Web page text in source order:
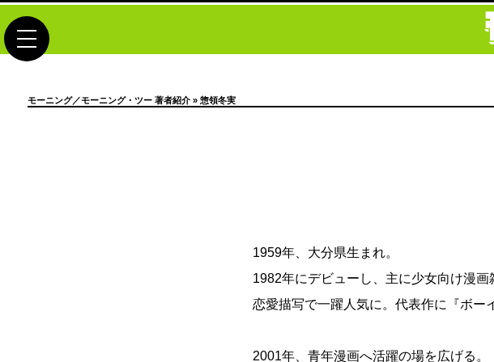
toggle navigation
モーニング／モーニング・ツー 著者紹介» 惣領冬実
1959年、大分県生まれ。
1982年にデビューし、主に少女向け漫
恋愛描写で一躍人気に。代表作に『ボー
2001年、青年漫画へ活躍の場を広げる。